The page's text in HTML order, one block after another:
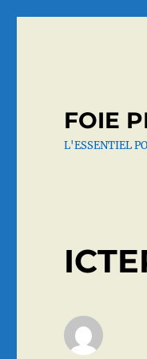
FOIE
L'ESSENTIEL